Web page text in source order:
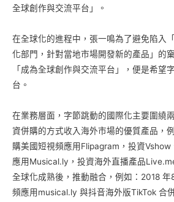
全球創作與交流平台」。
在全球化的進程中，張一鳴為了避免陷入
化部門，針對當地市場開發新的產品」的
「成為全球創作與交流平台」，便是希望
台。
在業務層面，字節跳動的國際化主要圍繞
資併購的方式收入海外市場的優質產品，
購美國短視頻應用Flipagram，投資Vshow
應用Musical.ly，投資海外直播產品
全球化成熟後，推動融合，例如：2018
頻應用musical.ly 與抖音海外版TikTok 合